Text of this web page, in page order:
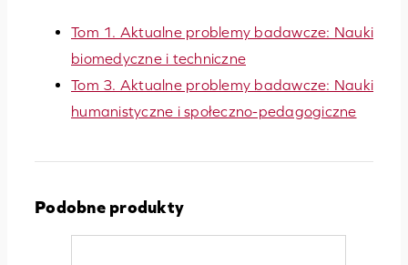
Tom 1. Aktualne problemy badawcze: Nauki
biomedyczne i techniczne
Tom 3. Aktualne problemy badawcze: Nauki
humanistyczne i społeczno-pedagogiczne
Podobne produkty